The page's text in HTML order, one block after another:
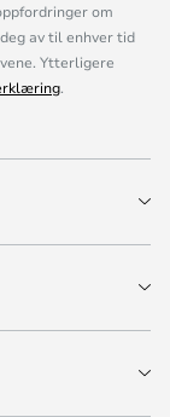
om
av til enhver tid
Ytterligere
.